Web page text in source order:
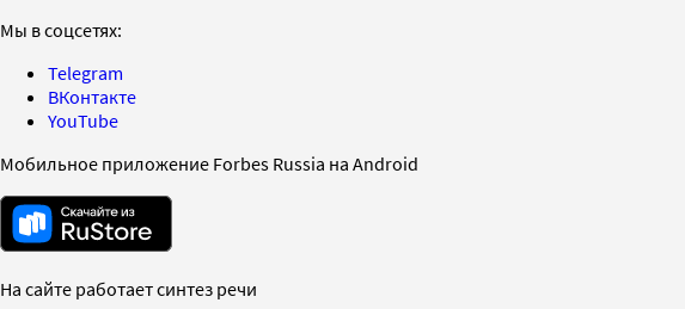
Мы в соцсетях:
Telegram
ВКонтакте
YouTube
Мобильное приложение Forbes Russia на Android
На сайте работает синтез речи